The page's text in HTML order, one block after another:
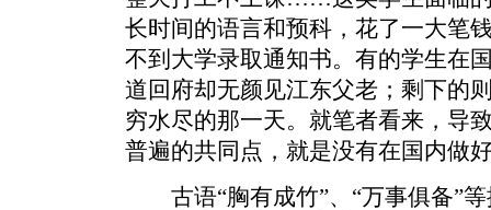
长时间的语言和预科，花了一大笔
不到大学录取通知书。有的学生在
道回府却无颜见江东父老；剩下的
穷水尽的那一天。就笔者看来，导
普遍的共同点，就是没有在国内做
古语“胸有成竹”、“万事俱备”等